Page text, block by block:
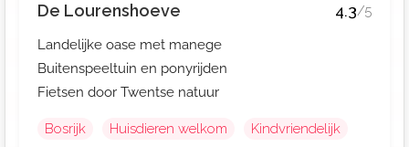
De Lourenshoeve 4.3/5
Landelijke oase met manege
Buitenspeeltuin en ponyrijden
Fietsen door Twentse natuur
Bosrijk Huisdieren welkom
Kindvriendelijk